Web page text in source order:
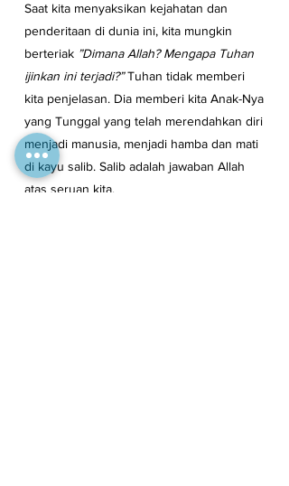
Saat kita menyaksikan kejahatan dan
penderitaan di dunia ini, kita mungkin
berteriak ”Dimana Allah? Mengapa Tuhan
ijinkan ini terjadi?” Tuhan tidak memberi
kita penjelasan. Dia memberi kita Anak-Nya
yang Tunggal yang telah merendahkan diri
menjadi manusia, menjadi hamba dan mati
di kayu salib. Salib adalah jawaban Allah
atas seruan kita.